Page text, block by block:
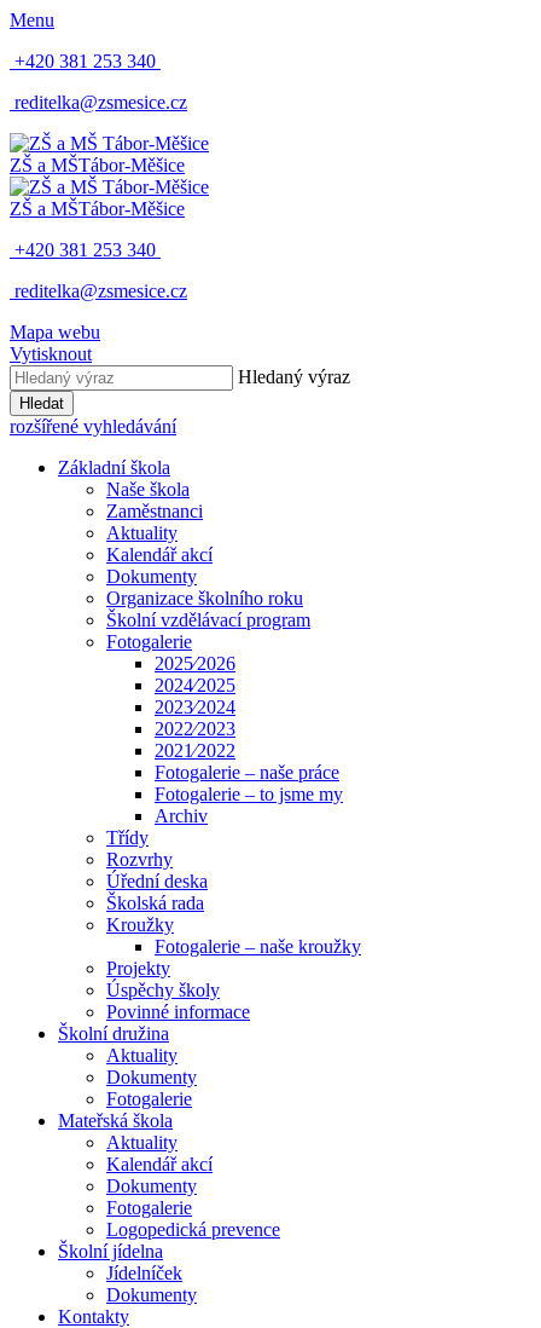
Menu
+420 381 253 340
reditelka@zsmesice.cz
ZŠ a MŠTábor-Měšice
ZŠ a MŠTábor-Měšice
+420 381 253 340
reditelka@zsmesice.cz
Mapa webu
Vytisknout
Hledaný výraz
Hledat
rozšířené vyhledávání
Základní škola
Naše škola
Zaměstnanci
Aktuality
Kalendář akcí
Dokumenty
Organizace školního roku
Školní vzdělávací program
Fotogalerie
2025⁄2026
2024⁄2025
2023⁄2024
2022⁄2023
2021⁄2022
Fotogalerie – naše práce
Fotogalerie – to jsme my
Archiv
Třídy
Rozvrhy
Úřední deska
Školská rada
Kroužky
Fotogalerie – naše kroužky
Projekty
Úspěchy školy
Povinné informace
Školní družina
Aktuality
Dokumenty
Fotogalerie
Mateřská škola
Aktuality
Kalendář akcí
Dokumenty
Fotogalerie
Logopedická prevence
Školní jídelna
Jídelníček
Dokumenty
Kontakty